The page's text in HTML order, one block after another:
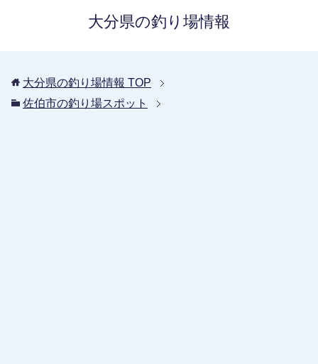
大分県の釣り場情報
大分県の釣り場情報 TOP
佐伯市の釣り場スポット